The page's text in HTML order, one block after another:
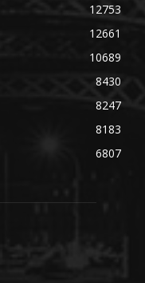
12753
12661
10689
8430
8247
8183
6807